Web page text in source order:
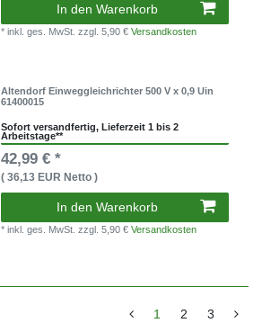
In den Warenkorb
* inkl. ges. MwSt.zzgl. 5,90 €Versandkosten
Altendorf Einweggleichrichter 500 V x 0,9 Uin
61400015
Sofort versandfertig, Lieferzeit 1 bis 2
Arbeitstage**
42,99 € *
( 36,13 EUR Netto )
In den Warenkorb
* inkl. ges. MwSt.zzgl. 5,90 €Versandkosten
1 2 3